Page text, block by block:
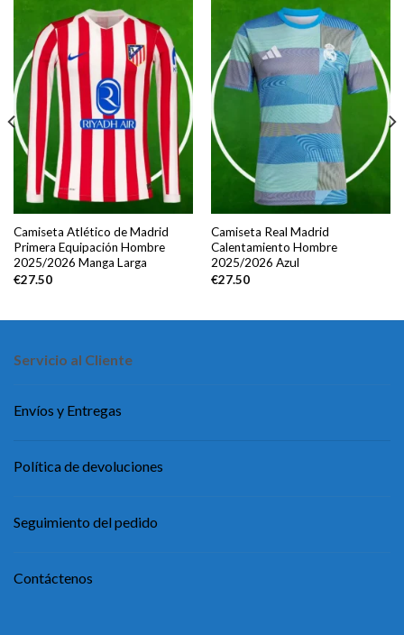
Camiseta Atlético de Madrid
Primera Equipación Hombre
2025/2026 Manga Larga
€27.50
Camiseta Real Madrid
Calentamiento Hombre
2025/2026 Azul
€27.50
Servicio al Cliente
Envíos y Entregas
Política de devoluciones
Seguimiento del pedido
Contáctenos